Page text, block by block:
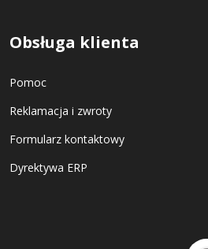
Obsługa klienta
Pomoc
Reklamacja i zwroty
Formularz kontaktowy
Dyrektywa ERP